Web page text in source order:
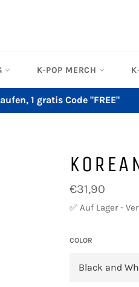
K-POP MERCH
1 gratis Code "FREE"
Normaler
Preis
€31,90
✅ Auf Lager -
COLOR